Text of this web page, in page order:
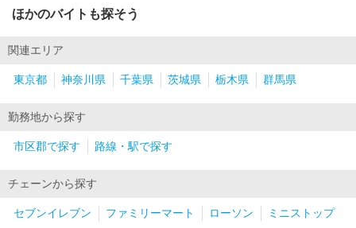
ほかのバイトも探そう
関連エリア
東京都 神奈川県 千葉県 茨城県 栃木県 群馬県
勤務地から探す
市区郡で探す 路線・駅で探す
チェーンから探す
セブンイレブン ファミリーマート ローソン ミニストップ